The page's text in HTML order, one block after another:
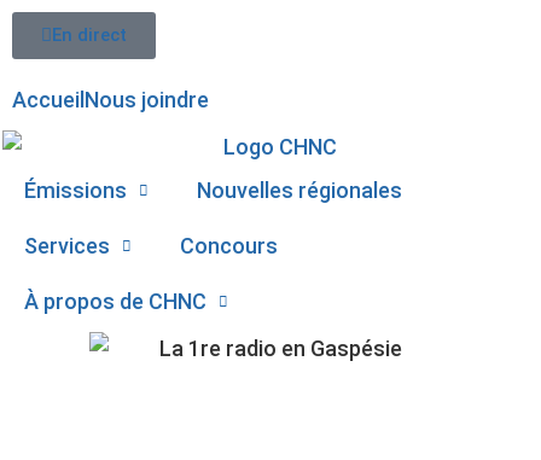
En direct
Accueil Nous joindre
Émissions Nouvelles régionales
Services Concours
À propos de CHNC